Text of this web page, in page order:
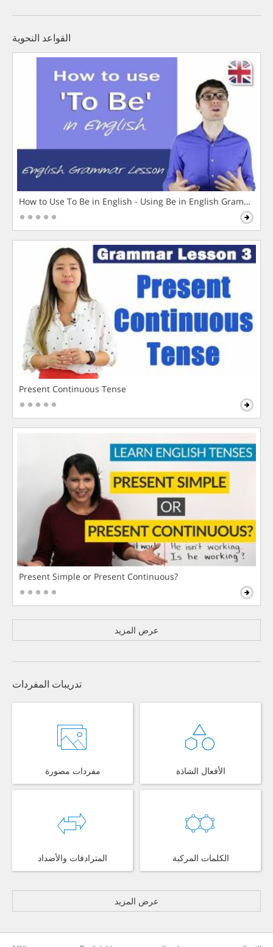
القواعد النحوية
How to Use To Be in English - Using Be in English Grammar
Present Continuous Tense
Present Simple or Present Continuous?
عرض المزيد
تدريبات المفردات
مفردات مصورة الأفعال الشاذة
المترادفات والأضداد الكلمات المركبة
عرض المزيد